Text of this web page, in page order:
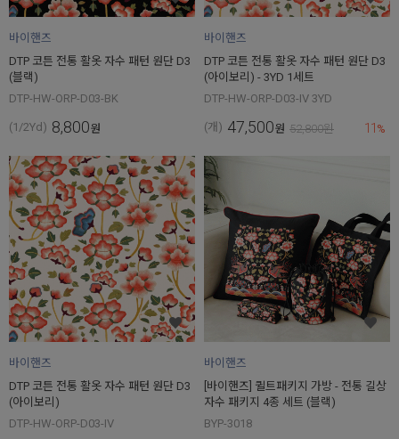
바이핸즈
DTP 코튼 전통 활옷 자수 패턴 원단 D3
(블랙)
DTP-HW-ORP-D03-BK
(1/2Yd) 8,800원
바이핸즈
DTP 코튼 전통 활옷 자수 패턴 원단 D3
(아이보리) - 3YD 1세트
DTP-HW-ORP-D03-IV 3YD
(개) 47,500원 52,800원 11 %
바이핸즈
DTP 코튼 전통 활옷 자수 패턴 원단 D3
(아이보리)
DTP-HW-ORP-D03-IV
바이핸즈
[바이핸즈] 퀼트패키지 가방 - 전통 길상
자수 패키지 4종 세트 (블랙)
BYP-3018